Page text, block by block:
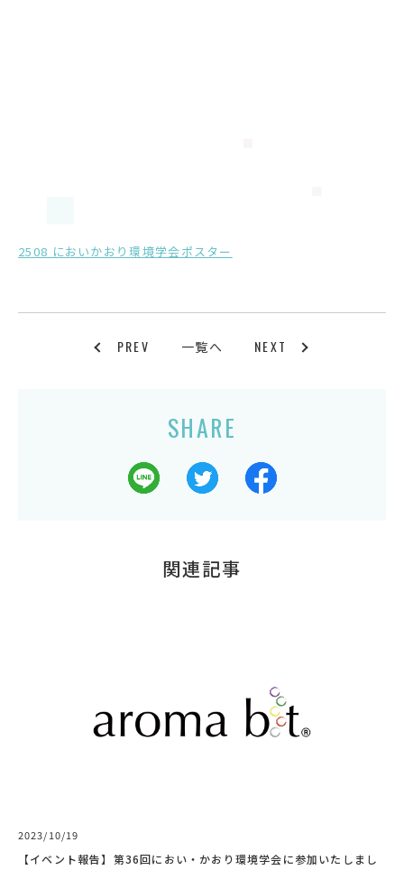
2508 においかおり環境学会ポスター
PREV 一覧へ NEXT
SHARE
関連記事
2023/10/19
【イベント報告】第36回におい・かおり環境学会に参加いたしまし